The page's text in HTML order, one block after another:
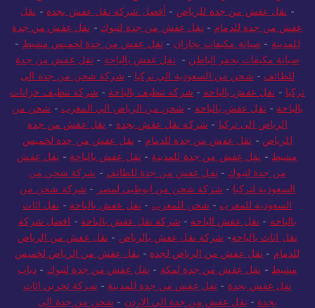
السعودية الى المغرب-شركة نقل عفش بجدة-دباب نقل عفش بجدة
-نقل عفش من جدة للرياض- أفضل شركة نقل عفش بجدة -نقل
عفش من جدة للدمام- نقل عفش من جدة لتبوك-نقل عفش من جدة
للمدينة-صيانة مكيفات بجازان- نقل عفش من جدة لخميس مشيط-
صيانة مكيفات بحفر الباطن-نقل عفش بالباحة-نقل عفش من جدة
للطائف -شحن من السعودية الى تركيا -شركة شحن من جدة الى
تركيا- نقل عفش بالباحة- شركة تنظيف بالباحة-
شركة تنظيف خزانات
بالباحة -نقل عفش بالباحة -شحن من الرياض الي المغرب -شحن من
الرياض الى تركيا- شركة نقل عفش بجدة -نقل عفش من جدة
للرياض -نقل عفش من جدة للدمام -نقل عفش من جدة لخميس
مشيط -نقل عفش من جدة للمدينة-نقل عفش بالباحة -نقل عفش
من جدة لتبوك-نقل عفش من جدة للطائف- شركة شحن من
السعودية لتركيا- شركة شحن من ابوظبي لمصر -شركة شحن من
السعودية للمغرب
-شحن للمغرب- نقل عفش بالباحة -نقل اثاث
بالباحة- نقل عفش الباحة- شركة نقل عفش بالباحة- افضل شركة
نقل اثاث بالباحة- شركة نقل عفش بالرياض-نقل عفش من الرياض
للدمام - نقل عفش من الرياض لجدة -نقل عفش من الرياض لخميس
مشيط- نقل عفش من جدة لمكة -نقل عفش من جدة لتبوك-دباب
نقل عفش بجدة-نقل عفش من جدة للمدينة-شركة تخزين اثاث